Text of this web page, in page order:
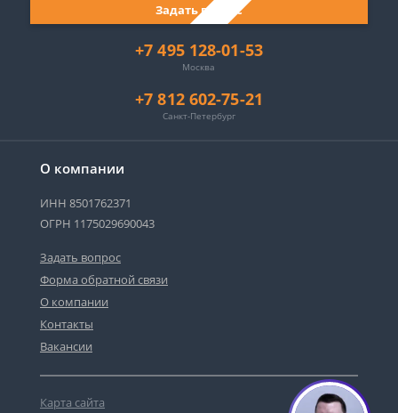
О компании
ИНН 8501762371
ОГРН 1175029690043
Задать вопрос
Форма обратной связи
О компании
Контакты
Вакансии
Карта сайта
+7 495 128-01-53
Москва
+7 812 602-75-21
Санкт-Петербург
Задать вопрос